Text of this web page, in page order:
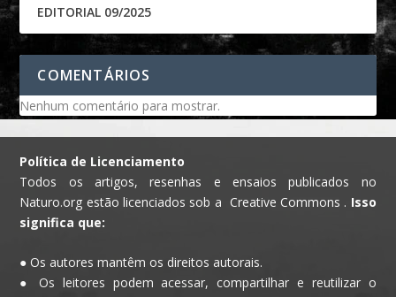
EDITORIAL 09/2025
COMENTÁRIOS
Nenhum comentário para mostrar.
Política de Licenciamento
Todos os artigos, resenhas e ensaios publicados no
Naturo.org estão licenciados sob a Creative Commons . Isso
significa que:
● Os autores mantêm os direitos autorais.
● Os leitores podem acessar, compartilhar e reutilizar o